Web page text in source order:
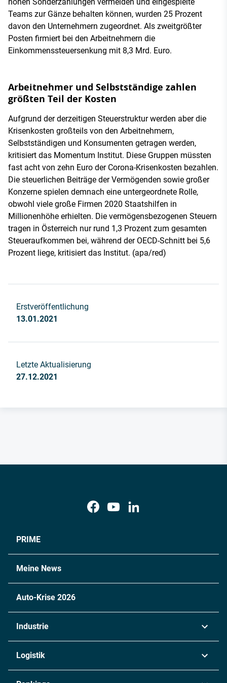
Teams zur Gänze behalten können, wurden 25 Prozent
davon den Unternehmern zugeordnet. Als zweitgrößter
Posten firmiert bei den Arbeitnehmern die
Einkommenssteuersenkung mit 8,3 Mrd. Euro.
Arbeitnehmer und Selbstständige zahlen
größten Teil der Kosten
Aufgrund der derzeitigen Steuerstruktur werden aber die
Krisenkosten großteils von den Arbeitnehmern,
Selbstständigen und Konsumenten getragen werden,
kritisiert das Momentum Institut. Diese Gruppen müssten
fast acht von zehn Euro der Corona-Krisenkosten bezahlen.
Die steuerlichen Beiträge der Vermögenden sowie großer
Konzerne spielen demnach eine untergeordnete Rolle,
obwohl viele große Firmen 2020 Staatshilfen in
Millionenhöhe erhielten. Die vermögensbezogenen Steuern
tragen in Österreich nur rund 1,3 Prozent zum gesamten
Steueraufkommen bei, während der OECD-Schnitt bei 5,6
Prozent liege, kritisiert das Institut. (apa/red)
Erstveröffentlichung
13.01.2021
Letzte Aktualisierung
27.12.2021
PRIME
Meine News
Auto-Krise 2026
Industrie
Logistik